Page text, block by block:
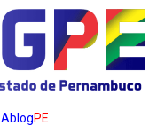
AblogPE